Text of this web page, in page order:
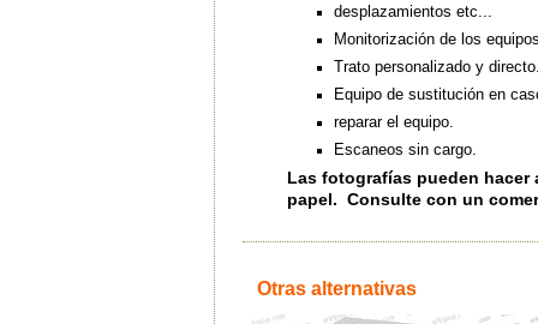
desplazamientos etc...
Monitorización de los
Trato personalizado y
Equipo de sustitución en
reparar el equipo.
Escaneos sin cargo.
Las fotografías pueden
papel. Consulte con un
Otras alternativas